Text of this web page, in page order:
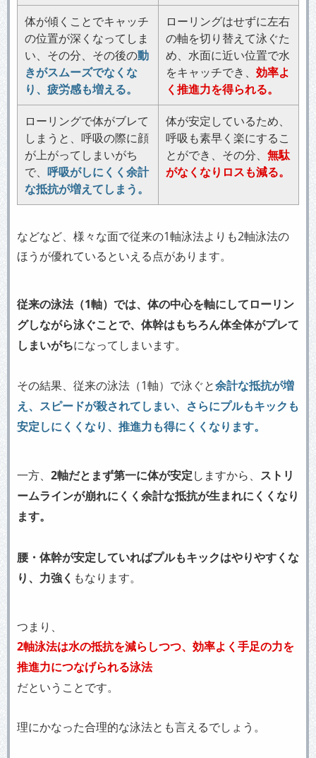
体が傾くことでキャッチ
の位置が深くなってしま
い、その分、その後の動
きがスムーズでなくな
り、疲労感も増える。
ローリングはせずに左右
の軸を切り替えて泳ぐた
め、水面に近い位置で水
をキャッチでき、 効率よ
く推進力を得られる。
ローリングで体がブレて
しまうと、呼吸の際に顔
が上がってしまいがち
で、 呼吸がしにくく余計
な抵抗が増えてしまう。
体が安定しているため、
呼吸も素早く楽にするこ
とができ、その分、 無駄
がなくなりロスも減る。
などなど、様々な面で従来の1軸泳法よりも2軸泳法の
ほうが優れているといえる点があります。
従来の泳法（1軸）では、体の中心を軸にしてローリン
グしながら泳ぐことで、体幹はもちろん体全体がプレて
しまいがちになってしまいます。
その結果、従来の泳法（1軸）で泳ぐと余計な抵抗が増
え、スピードが殺されてしまい、さらにプルもキックも
安定しにくくなり、推進力も得にくくなります。
一方、 2軸だとまず第一に体が安定しますから、 ストリ
ームラインが崩れにくく余計な抵抗が生まれにくくなり
ます。
腰・体幹が安定していればプルもキックはやりやすくな
り、力強く もなります。
つまり、
2軸泳法は水の抵抗を減らしつつ、効率よく手足の力を
推進力につなげられる泳法
だということです。
理にかなった合理的な泳法とも言えるでしょう。